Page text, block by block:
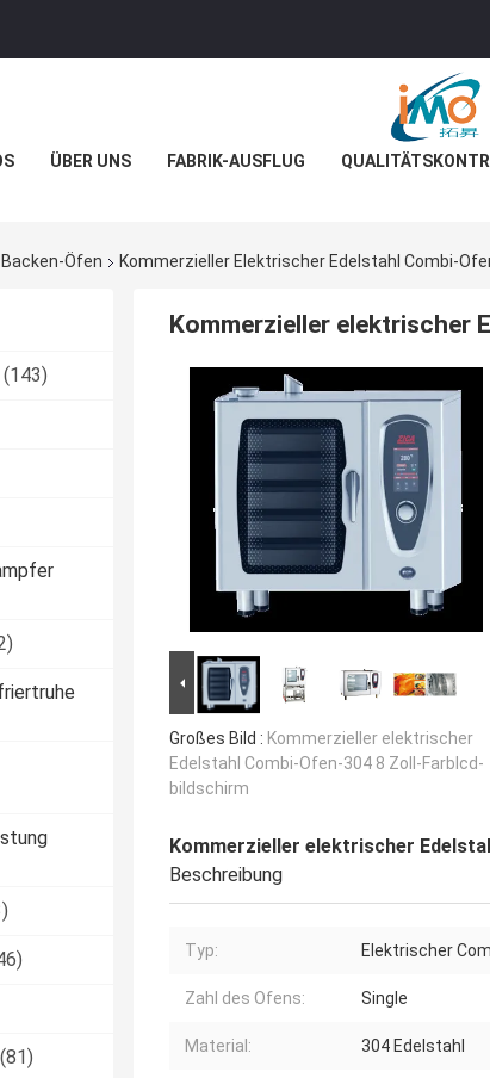
ÜBER UNS FABRIK-AUSFLUG
Öfen Kommerzieller Elektrischer Edelstahl Combi-
(143)
(81)
Kommerzieller elektrischer
Großes Bild : Kommerzieller elektrischer
Edelstahl Combi-Ofen-304 8 Zoll-Farblcd-
bildschirm
Kommerzieller elektrischer
Beschreibung
Typ: Elektrischer
Zahl des Ofens: Single
Material: 304 Edelstahl